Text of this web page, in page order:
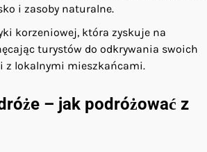
i zasoby naturalne.
korzeniowej, która zyskuje na
turystów do odkrywania swoich
z lokalnymi mieszkańcami.
– jak podróżować z